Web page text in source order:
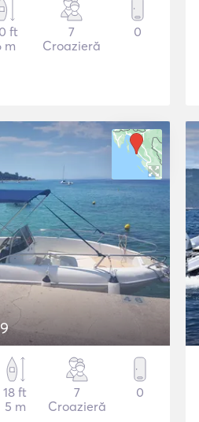
ft
m
7
Croazieră
0
18 ft
5 m
7
Croazieră
0